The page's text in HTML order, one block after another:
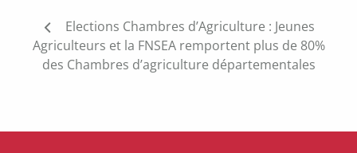
Navigation
de
l’article
Elections Chambres d’Agriculture : Jeunes
Agriculteurs et la FNSEA remportent plus de 80%
des Chambres d’agriculture départementales